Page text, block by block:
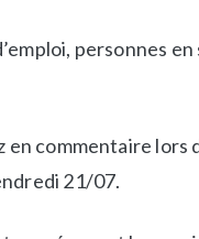
personnes
commentaire lors
21/07.